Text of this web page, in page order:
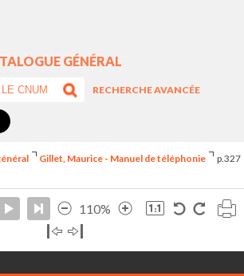
GÉNÉRAL
RECHERCHE AVANCÉE
Gillet, Maurice - Manuel de téléphonie
p.327
110%